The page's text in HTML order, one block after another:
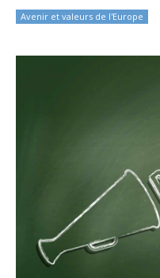
Avenir et valeurs de l'Europe